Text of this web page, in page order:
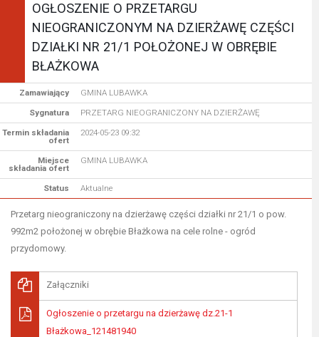
OGŁOSZENIE O PRZETARGU
NIEOGRANICZONYM NA DZIERŻAWĘ CZĘŚCI
DZIAŁKI NR 21/1 POŁOŻONEJ W OBRĘBIE
BŁAŻKOWA
Zamawiający
GMINA LUBAWKA
Sygnatura
PRZETARG NIEOGRANICZONY NA DZIERŻAWĘ
Termin składania
ofert
2024-05-23 09:32
Miejsce
składania ofert
GMINA LUBAWKA
Status Aktualne
Przetarg nieograniczony na dzierżawę części działki nr 21/1 o pow.
992m2 położonej w obrębie Błażkowa na cele rolne - ogród
przydomowy.
Załączniki
Ogłoszenie o przetargu na dzierżawę dz.21-1
Błażkowa_121481940